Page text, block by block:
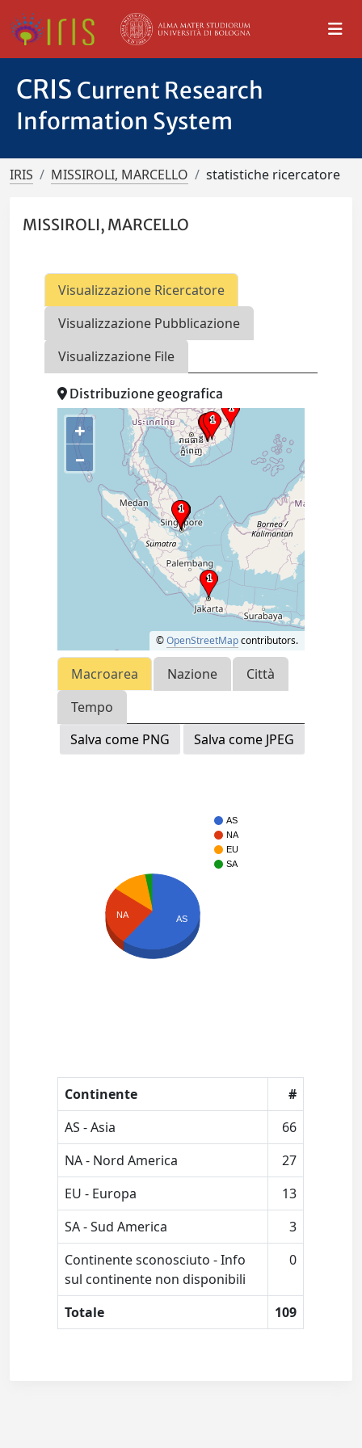
CRIS Current Research
Information System
IRIS MISSIROLI, MARCELLO statistiche ricercatore
MISSIROLI, MARCELLO
Visualizzazione Ricercatore
Visualizzazione Pubblicazione
Visualizzazione File
Distribuzione geografica
+
–
©OpenStreetMapcontributors.
Macroarea Nazione
Città
Tempo
Salva come PNG
Salva come JPEG
AS
NA
EU
SA
NA AS
Continente
#
AS - Asia
66
NA - Nord America
27
EU - Europa
13
SA - Sud America
3
Continente sconosciuto - Info
sul continente non disponibili
0
Totale 109